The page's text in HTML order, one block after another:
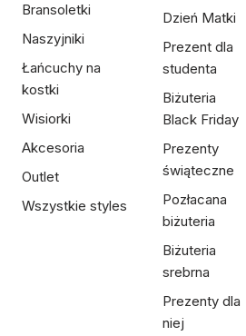
Bransoletki
Naszyjniki
Łańcuchy na
kostki
Wisiorki
Akcesoria
Outlet
Wszystkie styles
Dzień Matki
Prezent dla
studenta
Biżuteria
Black Friday
Prezenty
świąteczne
Pozłacana
biżuteria
Biżuteria
srebrna
Prezenty dla
niej